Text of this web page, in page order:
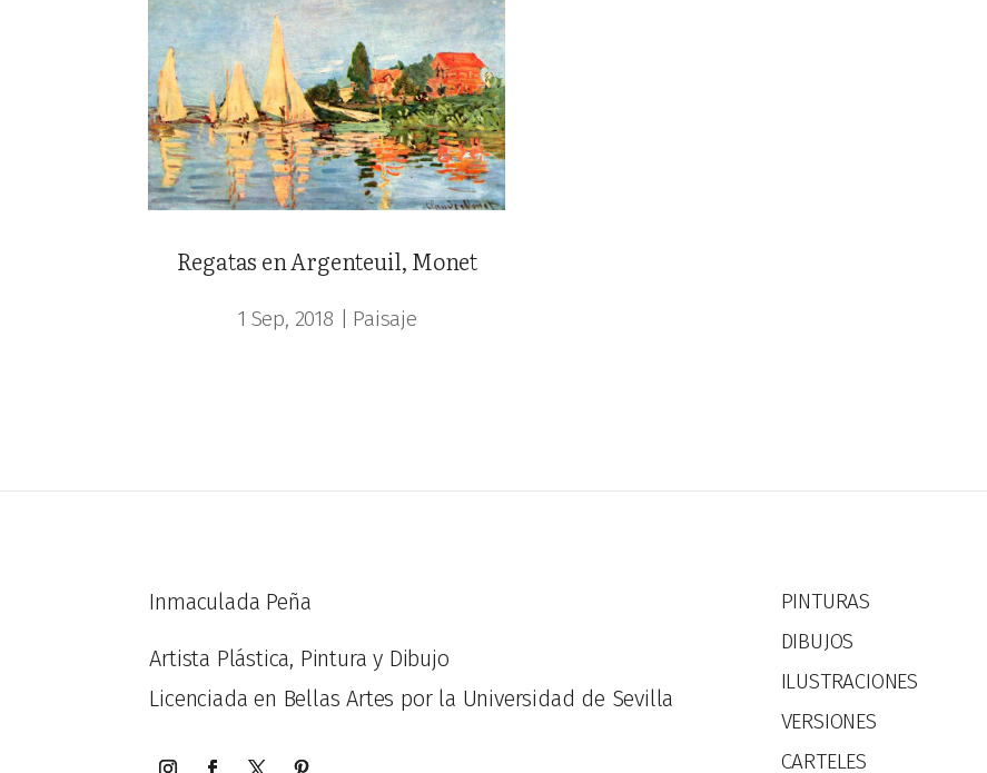
Regatas en Argenteuil, Monet
1 Sep, 2018 Paisaje
Inmaculada Peña
Artista Plástica, Pintura y Dibujo
Licenciada en Bellas Artes por la Universidad de Sevilla
PINTURAS
DIBUJOS
ILUSTRACIONES
VERSIONES
CARTELES